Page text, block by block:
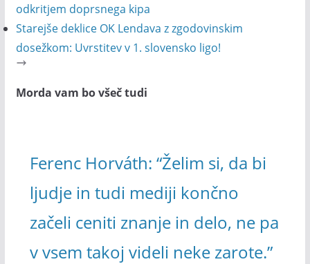
odkritjem doprsnega kipa
Starejše deklice OK Lendava z zgodovinskim
dosežkom: Uvrstitev v 1. slovensko ligo!
Morda vam bo všeč tudi
Ferenc Horváth: “Želim si, da bi
ljudje in tudi mediji končno
začeli ceniti znanje in delo, ne pa
v vsem takoj videli neke zarote.”